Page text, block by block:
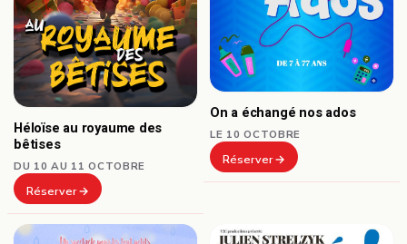
Héloïse au royaume des
bêtises
DU 10 AU 11 OCTOBRE
Réserver
On a échangé nos ados
LE 10 OCTOBRE
Réserver